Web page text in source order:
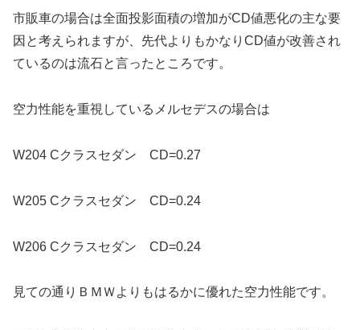
市販車の場合は全面投影面積の増加がCD値悪化の主な要
因と考えられますが、先代よりもかなりCD値が改善され
ているのは流石と言ったところです。
空力性能を重視しているメルセデスの場合は
W204 Cクラスセダン CD=0.27
W205 Cクラスセダン CD=0.24
W206 Cクラスセダン CD=0.24
見ての通りＢＭＷよりもはるかに優れた空力性能です。